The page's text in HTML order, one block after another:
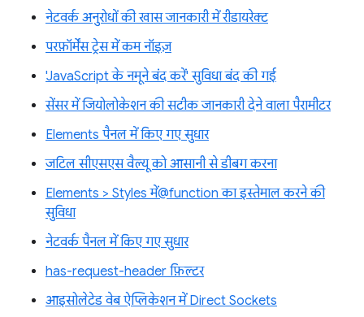
नेटवर्क अनुरोधों की खास जानकारी में रीडायरेक्ट
परफ़ॉर्मेंस ट्रेस में कम नॉइज़
'JavaScript के नमूने बंद करें' सुविधा बंद की गई
सेंसर में जियोलोकेशन की सटीक जानकारी देने वाला पैरामीटर
Elements पैनल में किए गए सुधार
जटिल सीएसएस वैल्यू को आसानी से डीबग करना
Elements > Styles में@function का इस्तेमाल करने की
सुविधा
नेटवर्क पैनल में किए गए सुधार
has-request-header फ़िल्टर
आइसोलेटेड वेब ऐप्लिकेशन में Direct Sockets